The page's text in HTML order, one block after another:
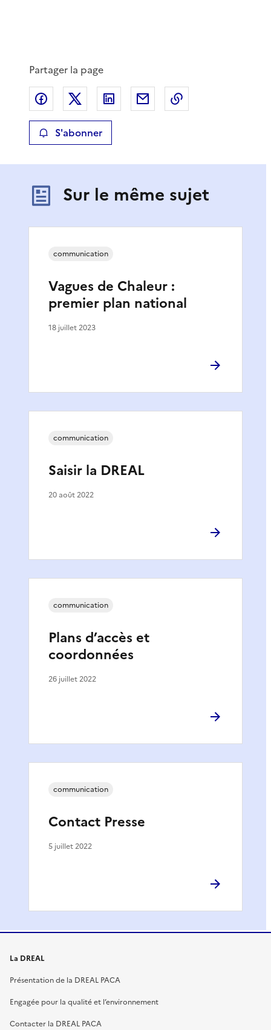
Partager la page
Partager sur Facebook
Partager sur XPartager sur LinkedIn
Partager par email
S'abonner
Sur le même sujet
Vagues de Chaleur :
premier plan national
communication
18 juillet 2023
Saisir la DREAL
communication
20 août 2022
Plans d’accès et
coordonnées
communication
26 juillet 2022
Contact Presse
communication
5 juillet 2022
La DREAL
Présentation de la DREAL PACA
Engagée pour la qualité et l’environnement
Contacter la DREAL PACA